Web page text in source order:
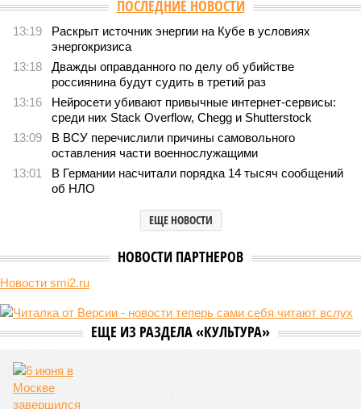
ПОСЛЕДНИЕ НОВОСТИ
13:19
Раскрыт источник энергии на Кубе в условиях
энергокризиса
13:18
Дважды оправданного по делу об убийстве
россиянина будут судить в третий раз
13:16
Нейросети убивают привычные интернет-сервисы:
среди них Stack Overflow, Chegg и Shutterstock
13:09
В ВСУ перечислили причины самовольного
оставления части военнослужащими
13:01
В Германии насчитали порядка 14 тысяч сообщений
об НЛО
ЕЩЕ НОВОСТИ
НОВОСТИ ПАРТНЕРОВ
Новости smi2.ru
ЕЩЕ ИЗ РАЗДЕЛА «КУЛЬТУРА»